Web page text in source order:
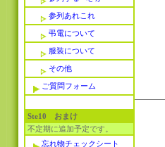
参列あれこれ
弔電について
服装について
その他
ご質問フォーム
Ste10 おまけ
不定期に追加予定です。
忘れ物チェックシート